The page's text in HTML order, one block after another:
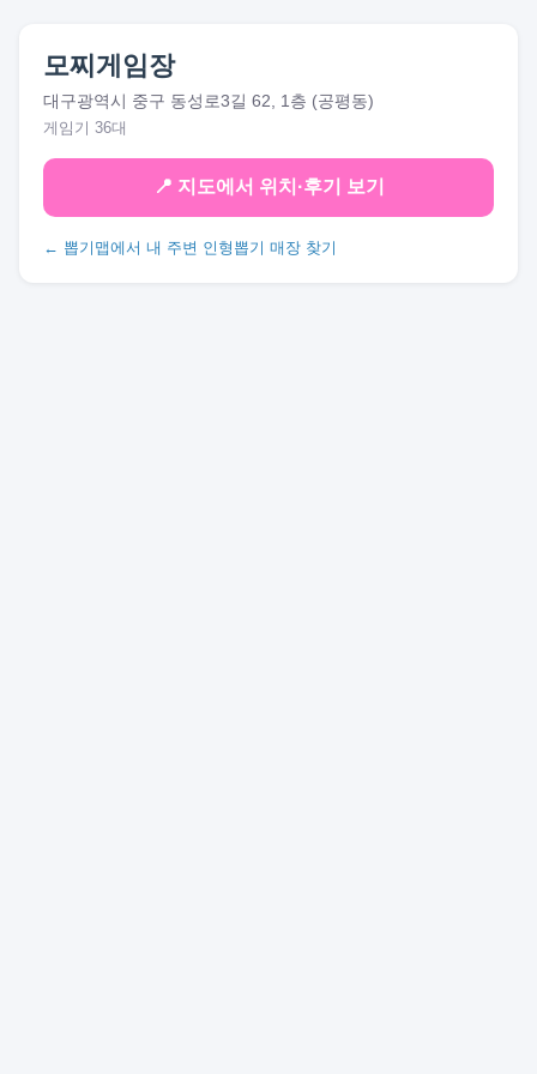
모찌게임장
대구광역시 중구 동성로3길 62, 1층 (공평동)
게임기 36대
📍 지도에서 위치·후기 보기
← 뽑기맵에서 내 주변 인형뽑기 매장 찾기